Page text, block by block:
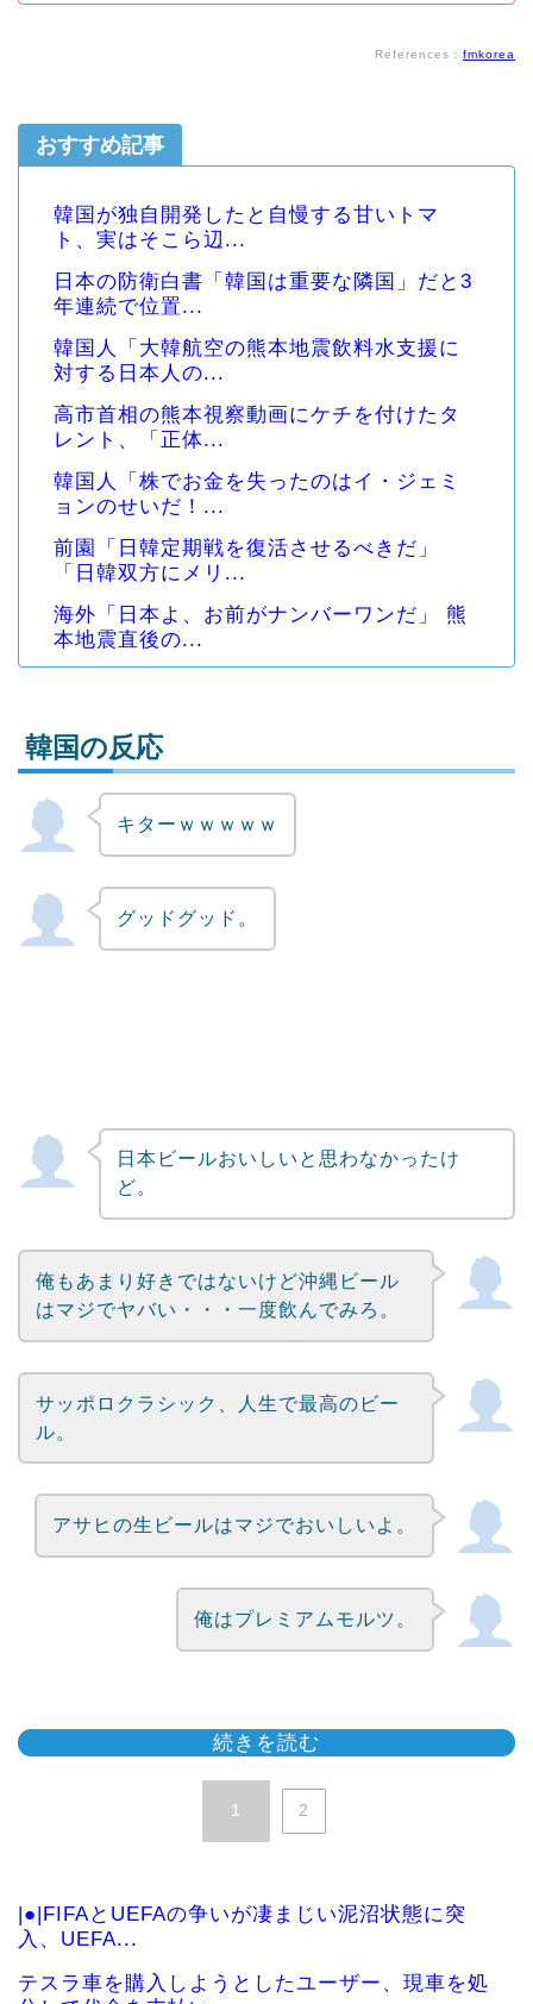
References： fmkorea
おすすめ記事
韓国が独自開発したと自慢する甘いトマ
ト、実はそこら辺...
日本の防衛白書「韓国は重要な隣国」だと3
年連続で位置...
韓国人「大韓航空の熊本地震飲料水支援に
対する日本人の...
高市首相の熊本視察動画にケチを付けたタ
レント、「正体...
韓国人「株でお金を失ったのはイ・ジェミ
ョンのせいだ！...
前園「日韓定期戦を復活させるべきだ」
「日韓双方にメリ...
海外「日本よ、お前がナンバーワンだ」 熊
本地震直後の...
Powered by livedoor 相互RSS
韓国の反応
キターｗｗｗｗｗ
グッドグッド。
日本ビールおいしいと思わなかったけ
ど。
俺もあまり好きではないけど沖縄ビール
はマジでヤバい・・・一度飲んでみろ。
サッポロクラシック、人生で最高のビー
ル。
アサヒの生ビールはマジでおいしいよ。
俺はプレミアムモルツ。
続きを読む
1 2
|●|FIFAとUEFAの争いが凄まじい泥沼状態に突
入、UEFA...
テスラ車を購入しようとしたユーザー、現車を処